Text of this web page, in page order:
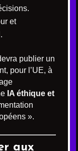
et
publier un
pour l’UE, à
IA éthique et
».
aux